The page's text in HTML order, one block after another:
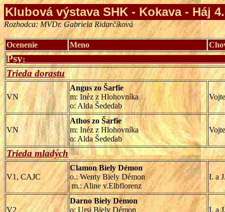
Klubová výstava SHK - Kokava - Háj
Rozhodca: MVDr. Gabriela Ridarčíková
Ocenenie Meno
Psy:
Trieda dorastu
VN
Angus zo Šarfie
m: Inéz z Hlohovníka
o: Alda Šededab
VN
Athos zo Šarfie
m: Inéz z Hlohovníka
o: Alda Šededab
Trieda mladých
V1, CAJC
Clamon Biely Démon
o.: Wenty Biely Démon
m.: Aline v.Elbflorenz
I. a
V2
Darno Biely Démon
o: Ursi Biely Démon
I. a